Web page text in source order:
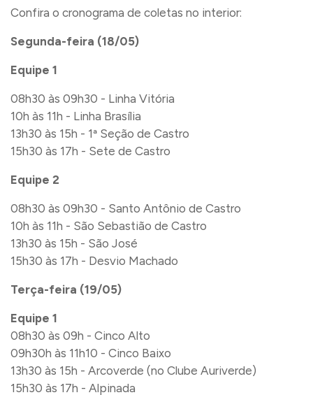
Confira o cronograma de coletas no interior:
Segunda-feira (18/05)
Equipe 1
08h30 às 09h30 - Linha Vitória
10h às 11h - Linha Brasília
13h30 às 15h - 1ª Seção de Castro
15h30 às 17h - Sete de Castro
Equipe 2
08h30 às 09h30 - Santo Antônio de Castro
10h às 11h - São Sebastião de Castro
13h30 às 15h - São José
15h30 às 17h - Desvio Machado
Terça-feira (19/05)
Equipe 1
08h30 às 09h - Cinco Alto
09h30h às 11h10 - Cinco Baixo
13h30 às 15h - Arcoverde (no Clube Auriverde)
15h30 às 17h - Alpinada